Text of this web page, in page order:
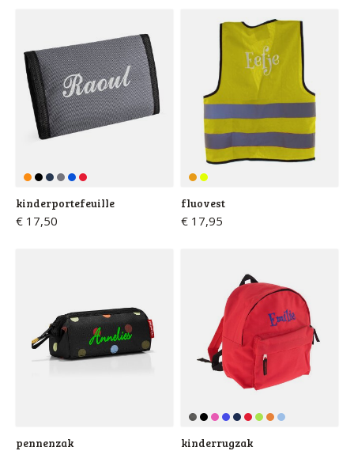
kinderportefeuille
€ 17,50
fluovest
€ 17,95
pennenzak kinderrugzak